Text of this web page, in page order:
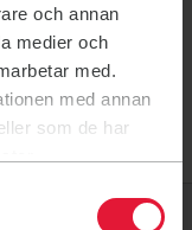
och annan
medier och
med.
med annan
som de har